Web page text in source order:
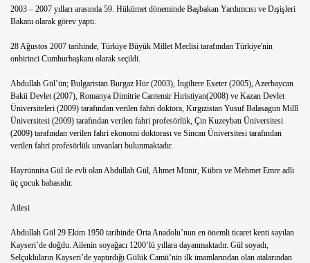
2003 – 2007 yılları arasında 59. Hükümet döneminde Başbakan Yardımcısı ve Dışişleri
Bakanı olarak görev yaptı.
28 Ağustos 2007 tarihinde, Türkiye Büyük Millet Meclisi tarafından Türkiye'nin
onbirinci Cumhurbaşkanı olarak seçildi.
Abdullah Gül’ün; Bulgaristan Burgaz Hür (2003), İngiltere Exeter (2005), Azerbaycan
Bakü Devlet (2007), Romanya Dimitrie Cantemir Hıristiyan(2008) ve Kazan Devlet
Üniversiteleri (2009) tarafından verilen fahri doktora, Kırgızistan Yusuf Balasagun Millî
Üniversitesi (2009) tarafından verilen fahri profesörlük, Çin Kuzeybatı Üniversitesi
(2009) tarafından verilen fahri ekonomi doktorası ve Sincan Üniversitesi tarafından
verilen fahri profesörlük unvanları bulunmaktadır.
Hayrünnisa Gül ile evli olan Abdullah Gül, Ahmet Münir, Kübra ve Mehmet Emre adlı
üç çocuk babasıdır.
Ailesi
Abdullah Gül 29 Ekim 1950 tarihinde Orta Anadolu’nun en önemli ticaret kenti sayılan
Kayseri’de doğdu. Ailenin soyağacı 1200’lü yıllara dayanmaktadır. Gül soyadı,
Selçukluların Kayseri’de yaptırdığı Gülük Camii’nin ilk imamlarından olan atalarından
oynanir